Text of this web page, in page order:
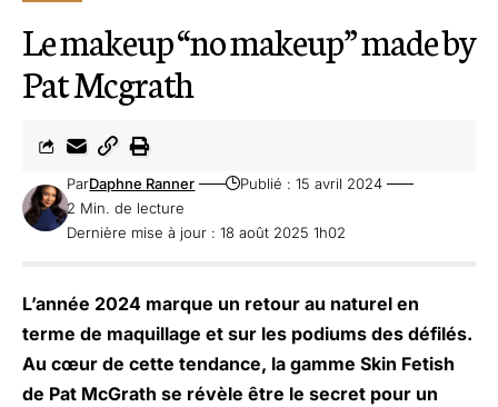
Le makeup “no makeup” made by
Pat Mcgrath
Dernière mise à jour : 18 août 2025 1h02
ParDaphne Ranner
Publié : 15 avril 2024
2 Min. de lecture
L’année 2024 marque un retour au naturel en
terme de maquillage et sur les podiums des défilés.
Au cœur de cette tendance, la gamme Skin Fetish
de Pat McGrath se révèle être le secret pour un